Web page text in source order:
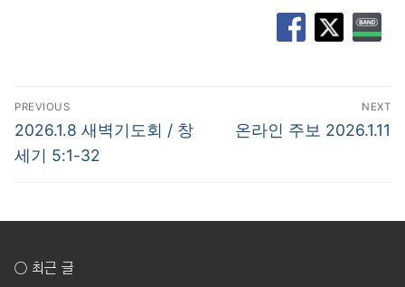
글
탐
색
PREVIOUS
Previous
post:
2026.1.8 새벽기도회 / 창
세기 5:1-32
NEXT
Next
온라인 주보 2026.1.11
○ 최근 글